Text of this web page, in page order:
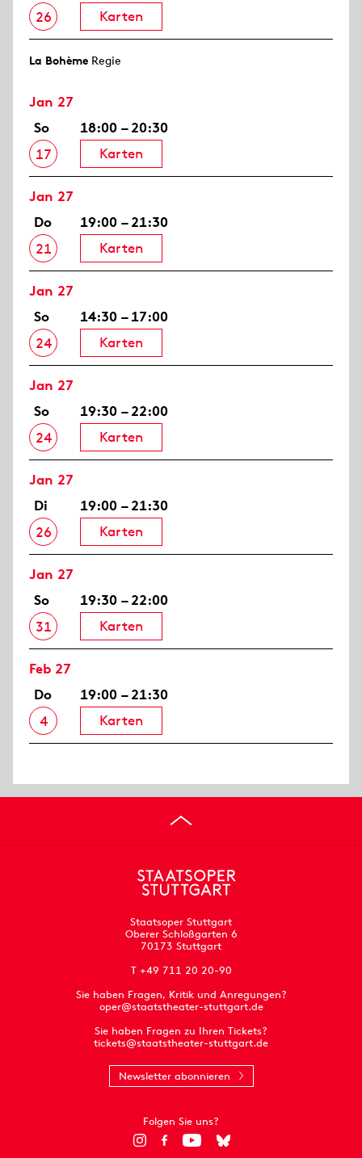
26
Karten
La Bohème Regie
Jan 27
So
17
18:00 – 20:30
Karten
Jan 27
Do
21
19:00 – 21:30
Karten
Jan 27
So
24
14:30 – 17:00
Karten
Jan 27
So
24
19:30 – 22:00
Karten
Jan 27
Di
26
19:00 – 21:30
Karten
Jan 27
So
31
19:30 – 22:00
Karten
Feb 27
Do
4
19:00 – 21:30
Karten
Staatsoper Stuttgart
Oberer Schloßgarten 6
70173 Stuttgart
T +49 711 20 20-90
Sie haben Fragen, Kritik und Anregungen?
oper@staatstheater-stuttgart.de
Sie haben Fragen zu Ihren Tickets?
tickets@staatstheater-stuttgart.de
Newsletter abonnieren
Folgen Sie uns?